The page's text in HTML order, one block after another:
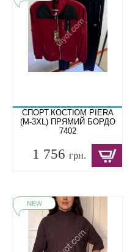
СПОРТ.КОСТЮМ PIERA
(M-3XL) ПРЯМИЙ БОРДО
7402
1 756 грн.